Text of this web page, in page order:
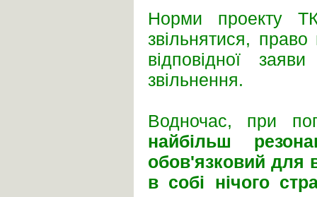
Норми проекту
звільнятися,
відповідної
звільнення.
Водночас, при
найбільш
обов'язковий для
в собі нічого